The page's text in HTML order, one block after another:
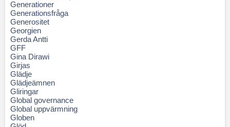
Generationer
Generationsfråga
Generositet
Georgien
Gerda Antti
GFF
Gina Dirawi
Girjas
Glädje
Glädjeämnen
Gliringar
Global governance
Global uppvärmning
Globen